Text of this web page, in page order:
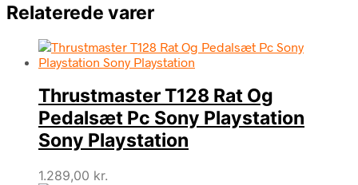
Relaterede varer
Thrustmaster T128 Rat Og
Pedalsæt Pc Sony Playstation
Sony Playstation
1.289,00 kr.